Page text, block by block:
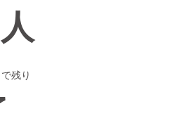
人
残り